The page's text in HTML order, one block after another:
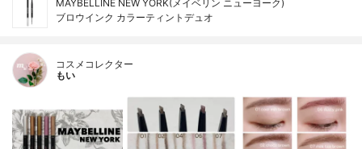
MAYBELLINE NEW YORK(メイベリン ニューヨーク)
ブロウインク カラーティントデュオ
コスメコレクター
もい